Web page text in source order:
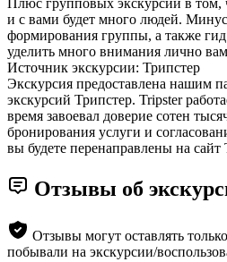
Плюс групповых экскурсий в том,
и с вами будет много людей.
формирования группы, а также гид
уделить много внимания лично
Источник экскурсии: Трипстер
Экскурсия предоставлена нашим
экскурсий Трипстер. Tripster
время завоевал доверие сотен
бронирования услуги и
вы будете перенаправлены на сайт
Отзывы об
Отзывы могут оставлять
побывали на экскурсии/